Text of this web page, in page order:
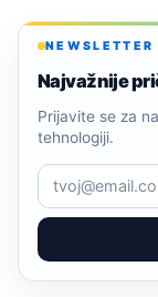
NEWSLETTER
Najvažnije
Prijavite se za
tehnologiji.